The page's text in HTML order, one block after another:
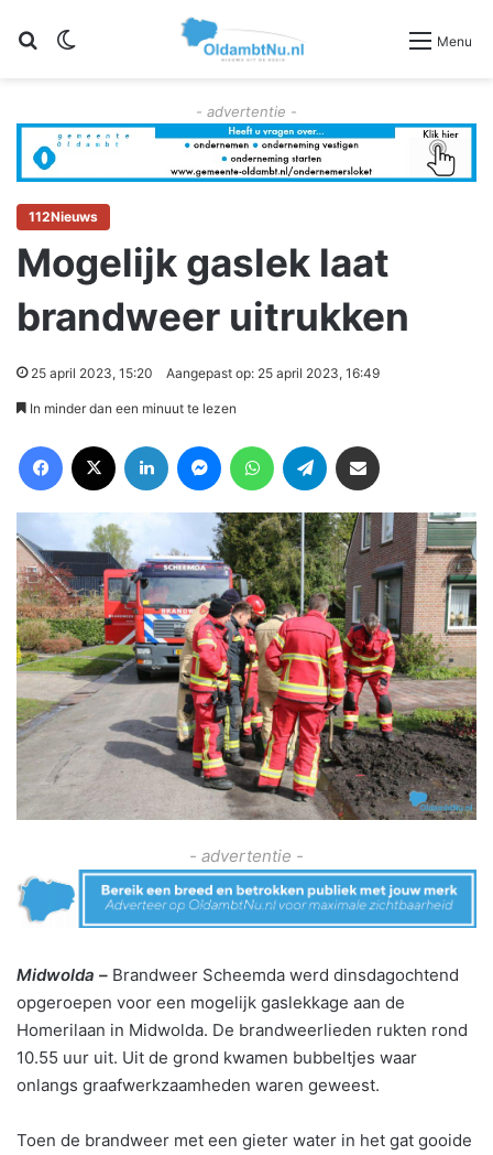
Zoeken Menu
- advertentie -
112Nieuws
Mogelijk gaslek laat
brandweer uitrukken
25 april 2023, 15:20 Aangepast op: 25 april 2023, 16:49
In minder dan een minuut te lezen
- advertentie -
Midwolda – Brandweer Scheemda werd dinsdagochtend
opgeroepen voor een mogelijk gaslekkage aan de
Homerilaan in Midwolda. De brandweerlieden rukten rond
10.55 uur uit. Uit de grond kwamen bubbeltjes waar
onlangs graafwerkzaamheden waren geweest.
Toen de brandweer met een gieter water in het gat gooide